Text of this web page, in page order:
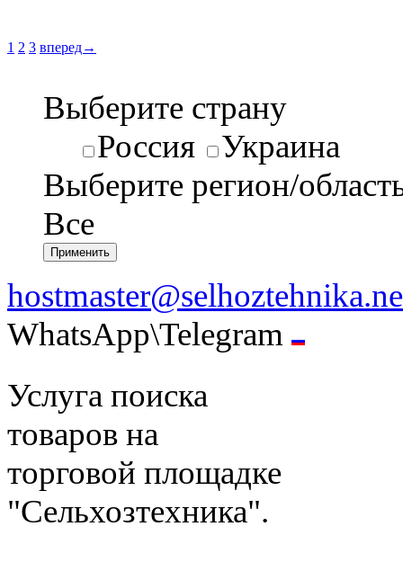
1 2 3 вперед→
Выберите страну
Россия
Украина
Выберите регион/
Все
WhatsApp\Telegram
Услуга поиска
товаров на
торговой площадке
"Сельхозтехника".